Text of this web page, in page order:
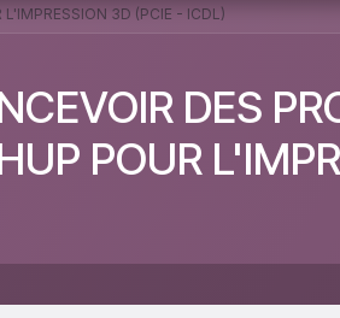
3D (PCIE - ICDL)
DES
POUR